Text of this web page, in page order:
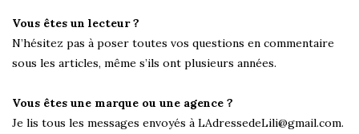
Vous êtes un lecteur ?
N’hésitez pas à poser toutes vos questions en commentaire
sous les articles, même s’ils ont plusieurs années.
Vous êtes une marque ou une agence ?
Je lis tous les messages envoyés à LAdressedeLili@gmail.com.